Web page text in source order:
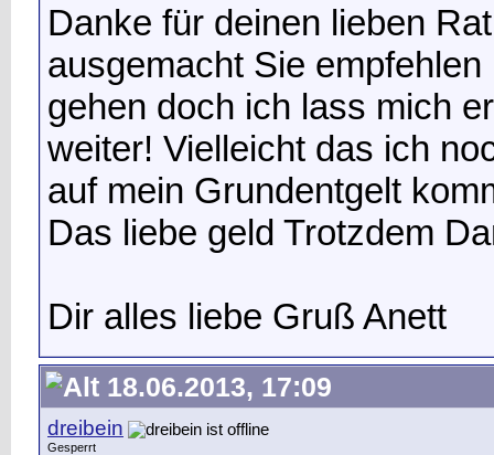
Danke für deinen lieben
ausgemacht Sie
gehen doch ich lass mich
weiter! Vielleicht das ich
auf mein Grundentgelt
Das liebe geld Trotzdem
Dir alles liebe Gruß Anett
18.06.2013, 17:09
dreibein
Gesperrt